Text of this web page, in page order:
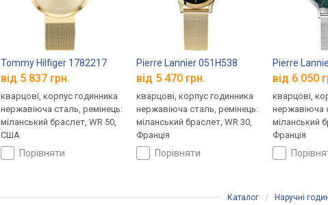
Tommy Hilfiger 1782217
від 5 837 грн.
кварцові, корпус годинника
нержавіюча сталь, ремінець:
міланський браслет, WR 50,
США
порівняти
Pierre Lannier 051H538
від 5 470 грн.
кварцові, корпус годинника
нержавіюча сталь, ремінець:
міланський браслет, WR 30,
Франція
порівняти
Pierre
від 6 050
кварцові,
нержавіюча
міланський
Франція
Каталог / Наручні